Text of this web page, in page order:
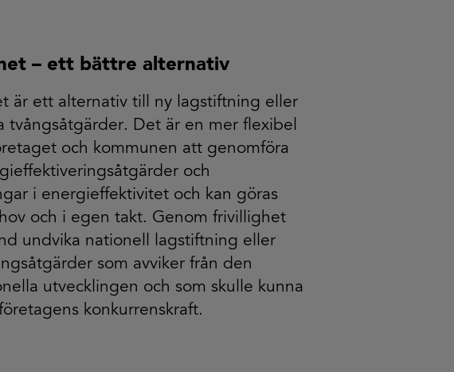
– ett bättre alternativ
är ett alternativ till ny lagstiftning eller
tvångsåtgärder. Det är en mer flexibel
och kommunen att genomföra
och
i energieffektivitet och kan göras
och i egen takt. Genom frivillighet
undvika nationell lagstiftning eller
som avviker från den
utvecklingen och som skulle kunna
konkurrenskraft.